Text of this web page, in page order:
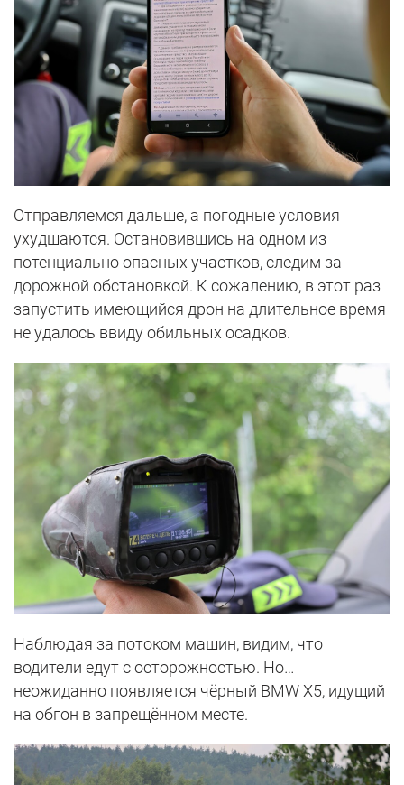
Отправляемся дальше, а погодные условия
ухудшаются. Остановившись на одном из
потенциально опасных участков, следим за
дорожной обстановкой. К сожалению, в этот раз
запустить имеющийся дрон на длительное время
не удалось ввиду обильных осадков.
Наблюдая за потоком машин, видим, что
водители едут с осторожностью. Но…
неожиданно появляется чёрный BMW X5, идущий
на обгон в запрещённом месте.